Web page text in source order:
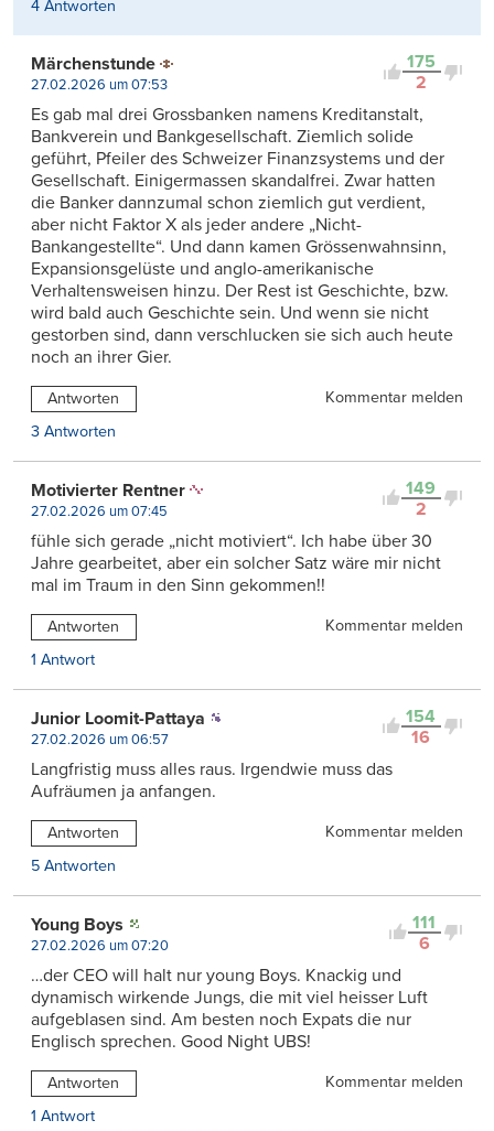
4 Antworten
175
2
Märchenstunde
27.02.2026 um 07:53
Es gab mal drei Grossbanken namens Kreditanstalt,
Bankverein und Bankgesellschaft. Ziemlich solide
geführt, Pfeiler des Schweizer Finanzsystems und der
Gesellschaft. Einigermassen skandalfrei. Zwar hatten
die Banker dannzumal schon ziemlich gut verdient,
aber nicht Faktor X als jeder andere „Nicht-
Bankangestellte“. Und dann kamen Grössenwahnsinn,
Expansionsgelüste und anglo-amerikanische
Verhaltensweisen hinzu. Der Rest ist Geschichte, bzw.
wird bald auch Geschichte sein. Und wenn sie nicht
gestorben sind, dann verschlucken sie sich auch heute
noch an ihrer Gier.
Antworten
Kommentar melden
3 Antworten
149
2
Motivierter Rentner
27.02.2026 um 07:45
fühle sich gerade „nicht motiviert“. Ich habe über 30
Jahre gearbeitet, aber ein solcher Satz wäre mir nicht
mal im Traum in den Sinn gekommen!!
Antworten
Kommentar melden
1 Antwort
154
16
Junior Loomit-Pattaya
27.02.2026 um 06:57
Langfristig muss alles raus. Irgendwie muss das
Aufräumen ja anfangen.
Antworten
Kommentar melden
5 Antworten
111
6
Young Boys
27.02.2026 um 07:20
…der CEO will halt nur young Boys. Knackig und
dynamisch wirkende Jungs, die mit viel heisser Luft
aufgeblasen sind. Am besten noch Expats die nur
Englisch sprechen. Good Night UBS!
Antworten
Kommentar melden
1 Antwort